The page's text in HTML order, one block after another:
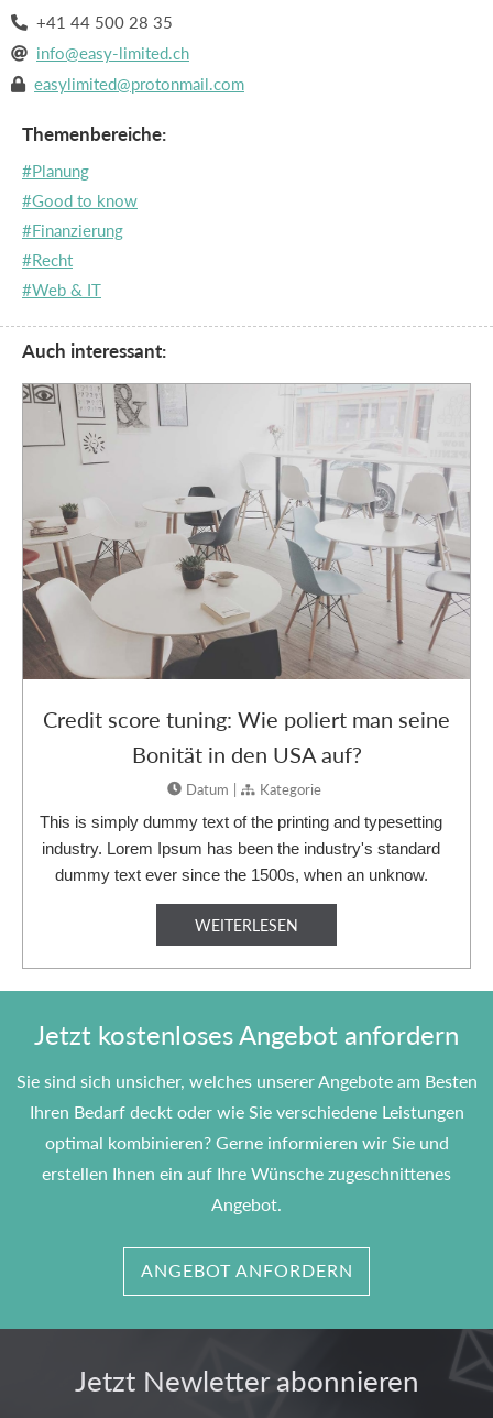
 +41 44 500 28 35
 info@easy-limited.ch
 easylimited@protonmail.com
Themenbereiche:
#Planung
#Good to know
#Finanzierung
#Recht
#Web & IT
Auch interessant:
Credit score tuning: Wie poliert man seine
Bonität in den USA auf?
 Datum |  Kategorie
This is simply dummy text of the printing and typesetting
industry. Lorem Ipsum has been the industry's standard
dummy text ever since the 1500s, when an unknow.
WEITERLESEN
Jetzt kostenloses Angebot anfordern
Sie sind sich unsicher, welches unserer Angebote am Besten
Ihren Bedarf deckt oder wie Sie verschiedene Leistungen
optimal kombinieren? Gerne informieren wir Sie und
erstellen Ihnen ein auf Ihre Wünsche zugeschnittenes
Angebot.
ANGEBOT ANFORDERN
Jetzt Newletter abonnieren